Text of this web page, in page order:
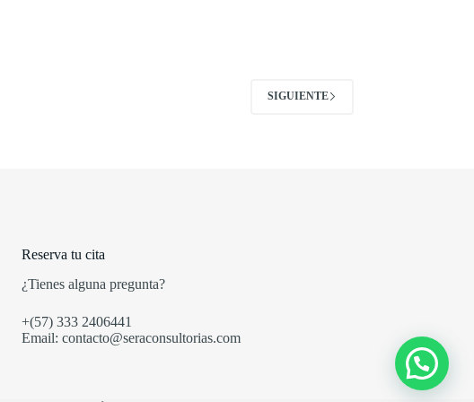
SIGUIENTE
Reserva tu cita
¿Tienes alguna pregunta?
+(57) 333 2406441
Email: contacto@seraconsultorias.com